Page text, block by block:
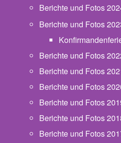
Berichte und Fotos
Berichte und Fotos
Berichte und Fotos
Berichte und Fotos
Berichte und Fotos
Berichte und Fotos
Berichte und Fotos
Berichte und Fotos